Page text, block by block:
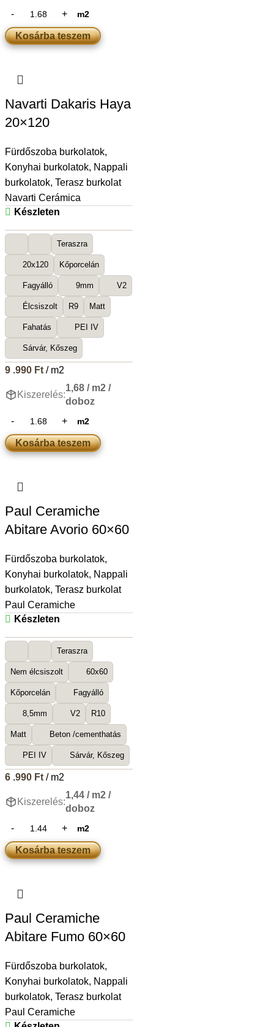
m2
Kosárba teszem
Navarti Dakaris Haya
20×120
Fürdőszoba burkolatok,
Konyhai burkolatok, Nappali
burkolatok, Terasz burkolat
Navarti Cerámica
Készleten
Teraszra
20x120 Kőporcelán
Fagyálló 9mm V2
Élcsiszolt R9 Matt
Fahatás PEI IV
Sárvár, Kőszeg
9 .990 Ft/ m2
Kiszerelés:
1,68 / m2 /
doboz
m2
Kosárba teszem
Paul Ceramiche
Abitare Avorio 60×60
Fürdőszoba burkolatok,
Konyhai burkolatok, Nappali
burkolatok, Terasz burkolat
Paul Ceramiche
Készleten
Teraszra
Nem élcsiszolt 60x60
Kőporcelán Fagyálló
8,5mm V2 R10
Matt Beton /cementhatás
PEI IV Sárvár, Kőszeg
6 .990 Ft/ m2
Kiszerelés:
1,44 / m2 /
doboz
m2
Kosárba teszem
Paul Ceramiche
Abitare Fumo 60×60
Fürdőszoba burkolatok,
Konyhai burkolatok, Nappali
burkolatok, Terasz burkolat
Paul Ceramiche